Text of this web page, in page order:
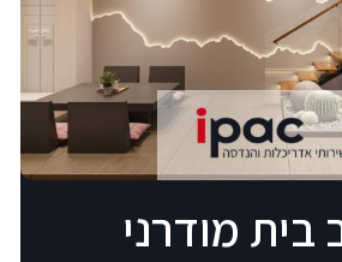
בית מודרני